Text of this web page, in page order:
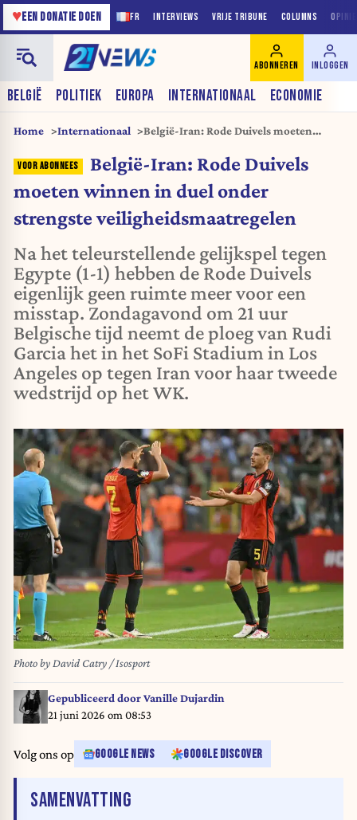
FR INTERVIEWS VRIJE TRIBUNE COLUMNS
♥EEN DONATIE DOEN
BELGIË POLITIEK EUROPA INTERNATIONAAL ECONOMIE
ABONNEREN INLOGGEN
Home Internationaal
België-Iran: Rode Duivels moeten
veiligheidsmaatregelen
België-Iran: Rode Duivels
moeten winnen in duel onder
strengste veiligheidsmaatregelen
Na het teleurstellende gelijkspel tegen
Egypte (1-1) hebben de Rode Duivels
eigenlijk geen ruimte meer voor een
misstap. Zondagavond om 21 uur
Belgische tijd neemt de ploeg van Rudi
Garcia het in het SoFi Stadium in Los
Angeles op tegen Iran voor haar tweede
wedstrijd op het WK.
Photo by David Catry / Isosport
Gepubliceerd doorVanille Dujardin
21 juni 2026 om 08:53
Volg ons op GOOGLE NEWS GOOGLE DISCOVER
SAMENVATTING